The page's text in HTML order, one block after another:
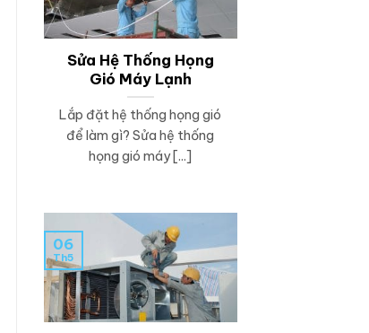
Sửa Hệ Thống Họng
Gió Máy Lạnh
Lắp đặt hệ thống họng gió
để làm gì? Sửa hệ thống
họng gió máy [...]
06
Th5